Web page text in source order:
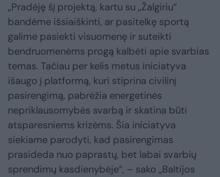
„Pradėję šį projektą, kartu su „Žalgiriu“
bandėme išsiaiškinti, ar pasitelkę sportą
galime pasiekti visuomenę ir suteikti
bendruomenėms progą kalbėti apie svarbias
temas. Tačiau per kelis metus iniciatyva
išaugo į platformą, kuri stiprina civilinį
pasirengimą, pabrėžia energetinės
nepriklausomybės svarbą ir skatina būti
atsparesniems krizėms. Šia iniciatyva
siekiame parodyti, kad pasirengimas
prasideda nuo paprastų, bet labai svarbių
sprendimų kasdienybėje“, – sako „Baltijos